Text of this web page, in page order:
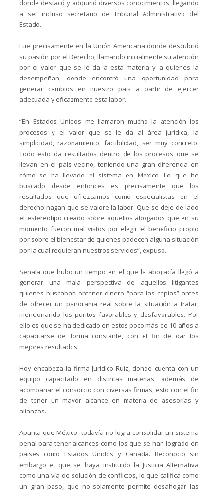
donde destacó y adquirió diversos conocimientos, llegando
a ser incluso secretario de Tribunal Administrativo del
Estado.
Fue precisamente en la Unión Americana donde descubrió
su pasión por el Derecho, llamando inicialmente su atención
por el valor que se le da a esta materia y a quienes la
desempeñan, donde encontró una oportunidad para
generar cambios en nuestro país a partir de ejercer
adecuada y eficazmente esta labor.
“En Estados Unidos me llamaron mucho la atención los
procesos y el valor que se le da al área jurídica, la
simplicidad, razonamiento, factibilidad, ser muy concreto.
Todo esto da resultados dentro de los procesos que se
llevan en el país vecino, teniendo una gran diferencia en
cómo se ha llevado el sistema en México. Lo que he
buscado desde entonces es precisamente que los
resultados que ofrezcamos como especialistas en el
derecho hagan que se valore la labor. Que se deje de lado
el estereotipo creado sobre aquellos abogados que en su
momento fueron mal vistos por elegir el beneficio propio
por sobre el bienestar de quienes padecen alguna situación
por la cual requieran nuestros servicios”, expuso.
Señala que hubo un tiempo en el que la abogacía llegó a
generar una mala perspectiva de aquellos litigantes
quienes buscaban obtener dinero “para las copias” antes
de ofrecer un panorama real sobre la situación a tratar,
mencionando los puntos favorables y desfavorables. Por
ello es que se ha dedicado en estos poco más de 10 años a
capacitarse de forma constante, con el fin de dar los
mejores resultados.
Hoy encabeza la firma Jurídico Ruiz, donde cuenta con un
equipo capacitado en distintas materias, además de
acompañar el consorcio con diversas firmas, esto con el fin
de tener un mayor alcance en materia de asesorías y
alianzas.
Apunta que México todavía no logra consolidar un sistema
penal para tener alcances como los que se han logrado en
países como Estados Unidos y Canadá. Reconoció sin
embargo el que se haya instituido la Justicia Alternativa
como una vía de solución de conflictos, lo que califica como
un gran paso, que no solamente permite desahogar las